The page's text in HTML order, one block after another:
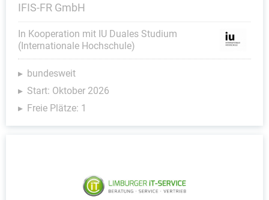
IFIS-FR GmbH
In Kooperation mit IU Duales Studium
(Internationale Hochschule)
bundesweit
Start: Oktober 2026
Freie Plätze: 1